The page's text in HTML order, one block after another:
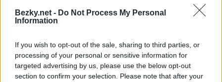
Bezky.net - Do Not Process My Personal
Information
If you wish to opt-out of the sale, sharing to third parties, or
processing of your personal or sensitive information for
targeted advertising by us, please use the below opt-out
section to confirm your selection. Please note that after your
rekordy, to prostě klobouk dolů. Pokud to všem
vydrží a nepřijdou zranění či nemoci, máme
Pohled na soustředění šéfem moravské části